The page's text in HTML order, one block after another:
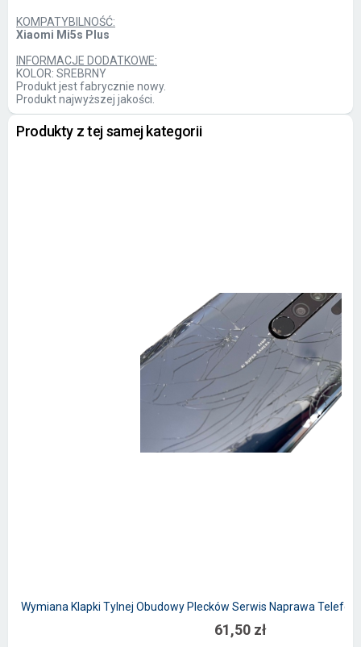
KOMPATYBILNOŚĆ:
Xiaomi Mi5s Plus
INFORMACJE DODATKOWE:
KOLOR: SREBRNY
Produkt jest fabrycznie nowy.
Produkt najwyższej jakości.
Produkty z tej samej kategorii
Wymiana Klapki Tylnej Obudowy Plecków Serwis Naprawa
61,50 zł